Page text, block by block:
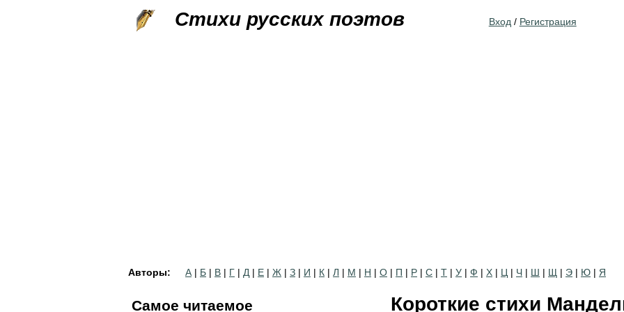
Стихи русских поэтов Вход / Регистрация
Авторы: А | Б | В | Г | Д | Е | Ж | З | И | К | Л | М | Н | О | П | Р | С | Т | У | Ф | Х | Ц | Ч | Ш | Щ | Э | Ю | Я
Короткие стихи
Самое читаемое